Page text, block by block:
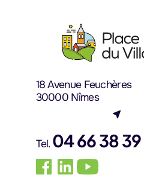
18 Avenue Feuchères
30000 Nîmes
Tel.04 66 38